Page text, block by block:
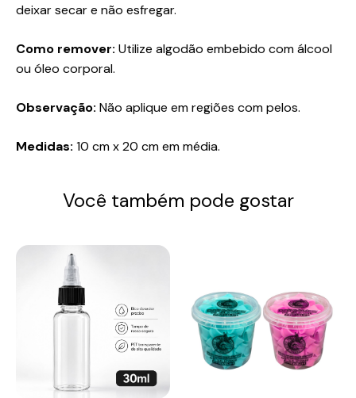
deixar secar e não esfregar.
Como remover: Utilize algodão embebido com álcool
ou óleo corporal.
Observação: Não aplique em regiões com pelos.
Medidas: 10 cm x 20 cm em média.
Você também pode gostar